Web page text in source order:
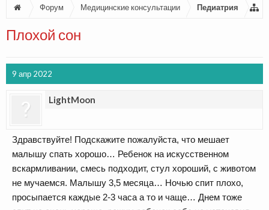
Форум Медицинские консультации Педиатрия
Плохой сон
9 апр 2022
LightMoon
Здравствуйте! Подскажите пожалуйста, что мешает
малышу спать хорошо… Ребенок на искусственном
вскармливании, смесь подходит, стул хороший, с животом
не мучаемся. Малышу 3,5 месяца… Ночью спит плохо,
просыпается каждые 2-3 часа а то и чаще… Днем тоже